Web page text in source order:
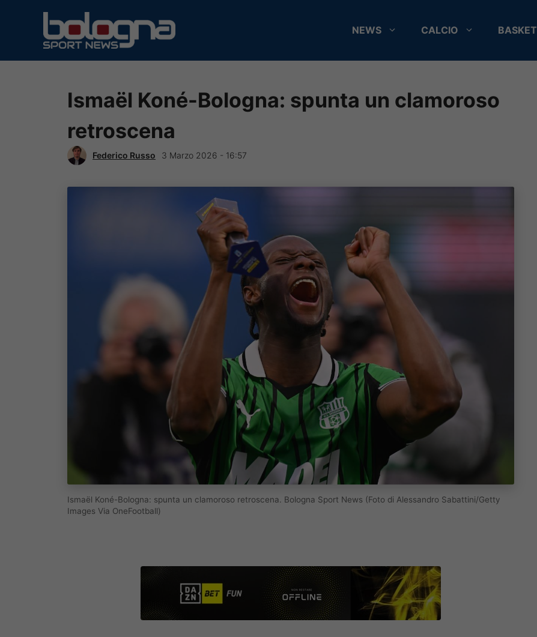
contenuto
NEWS CALCIO BASKET
Ismaël Koné-Bologna: spunta un clamoroso
retroscena
Federico Russo 3 Marzo 2026 - 16:57
Ismaël Koné-Bologna: spunta un clamoroso retroscena. Bologna Sport News (Foto di Alessandro Sabattini/Getty
Images Via OneFootball)